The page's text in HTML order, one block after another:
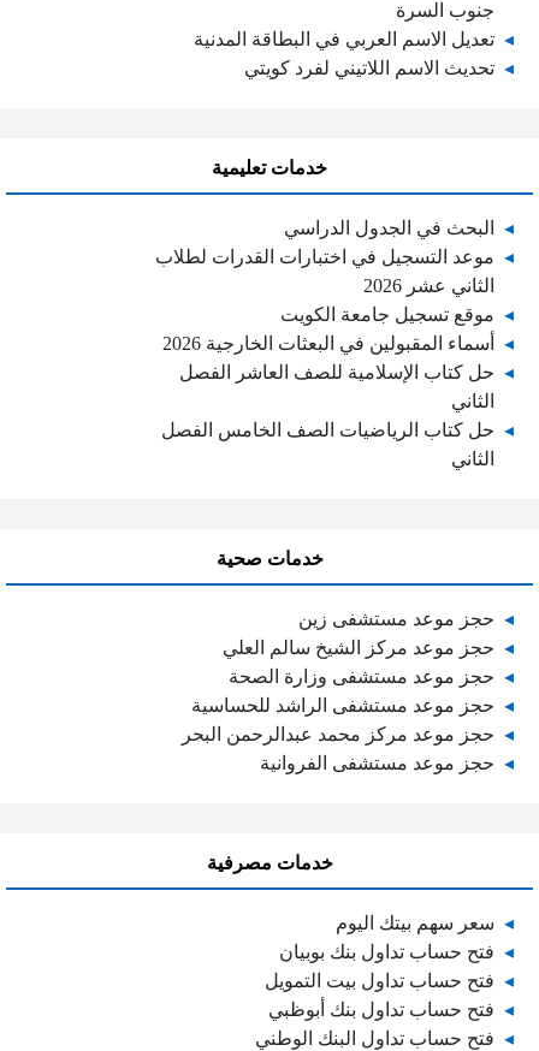
جنوب السرة
تعديل الاسم العربي في البطاقة المدنية
تحديث الاسم اللاتيني لفرد كويتي
خدمات تعليمية
البحث في الجدول الدراسي
موعد التسجيل في اختبارات القدرات لطلاب
الثاني عشر 2026
موقع تسجيل جامعة الكويت
أسماء المقبولين في البعثات الخارجية 2026
حل كتاب الإسلامية للصف العاشر الفصل
الثاني
حل كتاب الرياضيات الصف الخامس الفصل
الثاني
خدمات صحية
حجز موعد مستشفى زين
حجز موعد مركز الشيخ سالم العلي
حجز موعد مستشفى وزارة الصحة
حجز موعد مستشفى الراشد للحساسية
حجز موعد مركز محمد عبدالرحمن البحر
حجز موعد مستشفى الفروانية
خدمات مصرفية
سعر سهم بيتك اليوم
فتح حساب تداول بنك بوبيان
فتح حساب تداول بيت التمويل
فتح حساب تداول بنك أبوظبي
فتح حساب تداول البنك الوطني